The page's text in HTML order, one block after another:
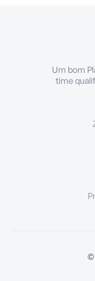
Um bom
time
©